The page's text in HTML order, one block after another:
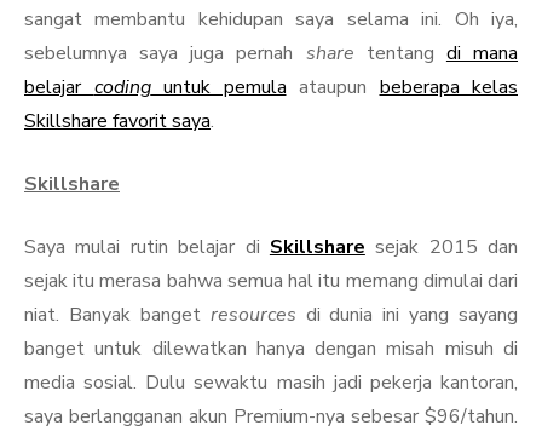
sangat membantu kehidupan saya selama ini. Oh iya,
sebelumnya saya juga pernah share tentang di mana
belajar codinguntuk pemula ataupun beberapa kelas
Skillshare favorit saya.
Skillshare
Saya mulai rutin belajar di Skillshare sejak 2015 dan
sejak itu merasa bahwa semua hal itu memang dimulai dari
niat. Banyak banget resources di dunia ini yang sayang
banget untuk dilewatkan hanya dengan misah misuh di
media sosial. Dulu sewaktu masih jadi pekerja kantoran,
saya berlangganan akun Premium-nya sebesar $96/tahun.